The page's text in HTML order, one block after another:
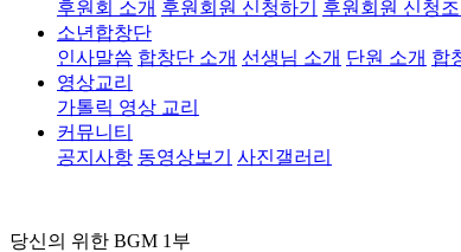
후원회 소개 후원회원 신청하기
후원회원 신청조
소년합창단
인사말씀 합창단 소개 선생님 소개 단원 소개 합
영상교리
가톨릭 영상 교리
커뮤니티
공지사항 동영상보기 사진갤러리
당신의 위한 BGM 1부